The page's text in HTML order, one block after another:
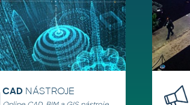
CAD NÁSTROJE